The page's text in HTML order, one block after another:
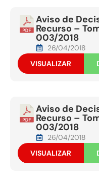
Aviso de
Recurso –
003/2018
26/04/2018
VISUALIZAR
Aviso de
Recurso –
003/2018
26/04/2018
VISUALIZAR